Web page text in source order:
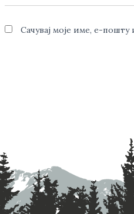
Сачувај моје име, е-